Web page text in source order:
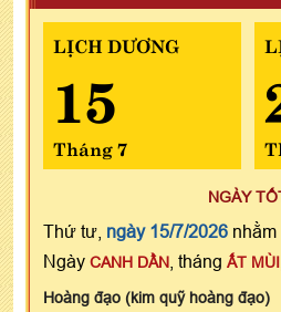
LỊCH DƯƠNG
15
Tháng 7
NGÀY
Thứ tư, ngày 15/7/2026 nhằm
Ngày CANH DẦN , tháng ẤT MÙI
Hoàng đạo (kim quỹ hoàng đạo)